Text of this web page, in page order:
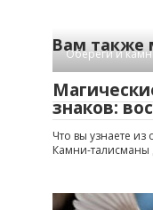
Вам также
Обереги и
знаков:
Что вы узнаете
Камни-талисманы